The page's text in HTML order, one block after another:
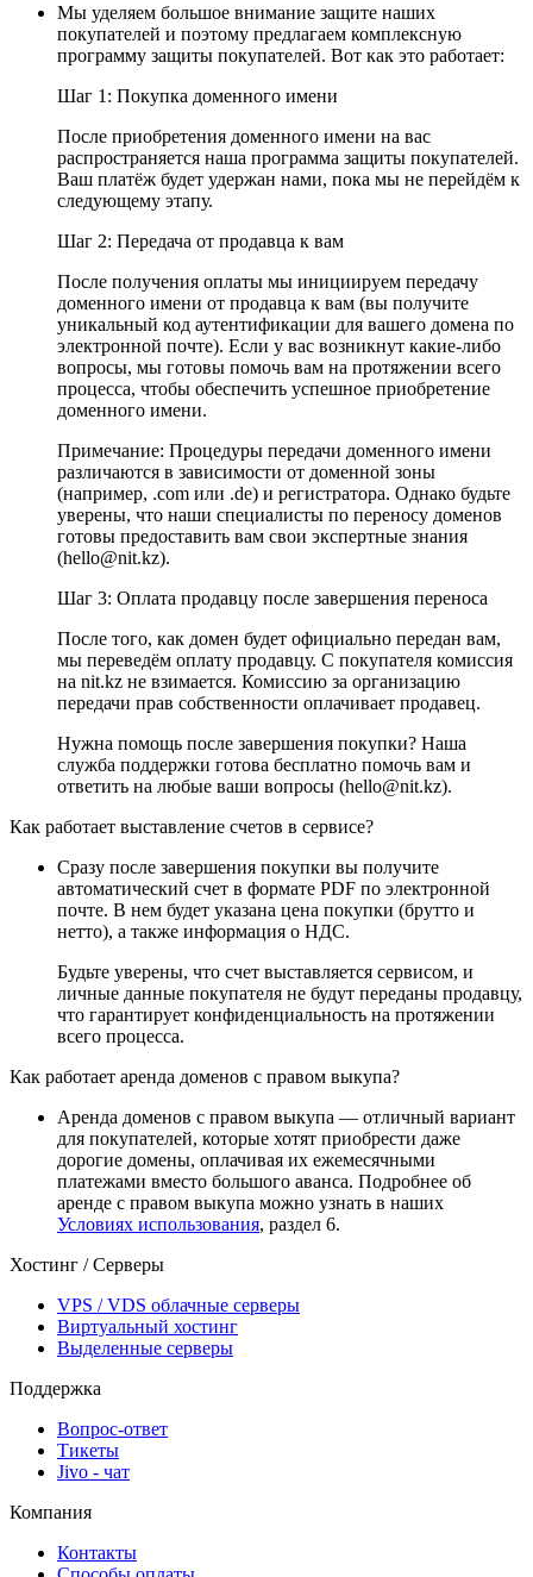
Мы уделяем большое внимание защите наших
покупателей и поэтому предлагаем комплексную
программу защиты покупателей. Вот как это работает:
Шаг 1: Покупка доменного имени
После приобретения доменного имени на вас
распространяется наша программа защиты покупателей.
Ваш платёж будет удержан нами, пока мы не перейдём к
следующему этапу.
Шаг 2: Передача от продавца к вам
После получения оплаты мы инициируем передачу
доменного имени от продавца к вам (вы получите
уникальный код аутентификации для вашего домена по
электронной почте). Если у вас возникнут какие-либо
вопросы, мы готовы помочь вам на протяжении всего
процесса, чтобы обеспечить успешное приобретение
доменного имени.
Примечание: Процедуры передачи доменного имени
различаются в зависимости от доменной зоны
(например, .com или .de) и регистратора. Однако будьте
уверены, что наши специалисты по переносу доменов
готовы предоставить вам свои экспертные знания
(hello@nit.kz).
Шаг 3: Оплата продавцу после завершения переноса
После того, как домен будет официально передан вам,
мы переведём оплату продавцу. С покупателя комиссия
на nit.kz не взимается. Комиссию за организацию
передачи прав собственности оплачивает продавец.
Нужна помощь после завершения покупки? Наша
служба поддержки готова бесплатно помочь вам и
ответить на любые ваши вопросы (hello@nit.kz).
Как работает выставление счетов в сервисе?
Сразу после завершения покупки вы получите
автоматический счет в формате PDF по электронной
почте. В нем будет указана цена покупки (брутто и
нетто), а также информация о НДС.
Будьте уверены, что счет выставляется сервисом, и
личные данные покупателя не будут переданы продавцу,
что гарантирует конфиденциальность на протяжении
всего процесса.
Как работает аренда доменов с правом выкупа?
Аренда доменов с правом выкупа — отличный вариант
для покупателей, которые хотят приобрести даже
дорогие домены, оплачивая их ежемесячными
платежами вместо большого аванса. Подробнее об
аренде с правом выкупа можно узнать в наших
Условиях использования, раздел 6.
Хостинг / Серверы
VPS / VDS облачные серверы
Виртуальный хостинг
Выделенные серверы
Поддержка
Вопрос-ответ
Тикеты
Jivo - чат
Компания
Контакты